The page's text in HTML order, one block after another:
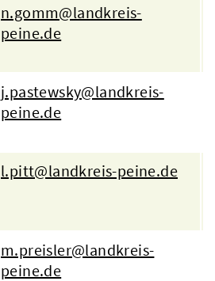
n.gomm@landkreis-
peine.de
j.pastewsky@landkreis-
peine.de
l.pitt@landkreis-peine.de
m.preisler@landkreis-
peine.de